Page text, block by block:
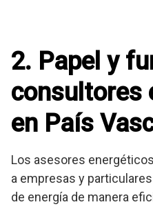
2. Papel y
consultores
en País
Los asesores
a empresas y
de energía de manera